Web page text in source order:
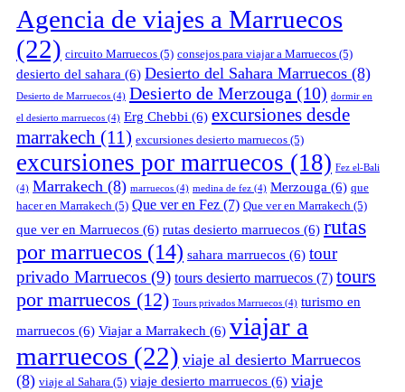
Agencia de viajes a Marruecos
(22) circuito Marruecos (5) consejos para viajar a Marruecos (5)
desierto del sahara (6) Desierto del Sahara Marruecos (8)
Desierto de Marruecos (4) Desierto de Merzouga (10) dormir en
el desierto marruecos (4) Erg Chebbi (6) excursiones desde
marrakech (11) excursiones desierto marruecos (5)
excursiones por marruecos (18) Fez el-Bali
(4) Marrakech (8) marruecos (4) medina de fez (4) Merzouga (6) que
hacer en Marrakech (5) Que ver en Fez (7) Que ver en Marrakech (5)
que ver en Marruecos (6) rutas desierto marruecos (6) rutas
por marruecos (14) sahara marruecos (6) tour
privado Marruecos (9) tours desierto marruecos (7) tours
por marruecos (12) Tours privados Marruecos (4) turismo en
marruecos (6) Viajar a Marrakech (6) viajar a
marruecos (22) viaje al desierto Marruecos
(8) viaje al Sahara (5) viaje desierto marruecos (6) viaje